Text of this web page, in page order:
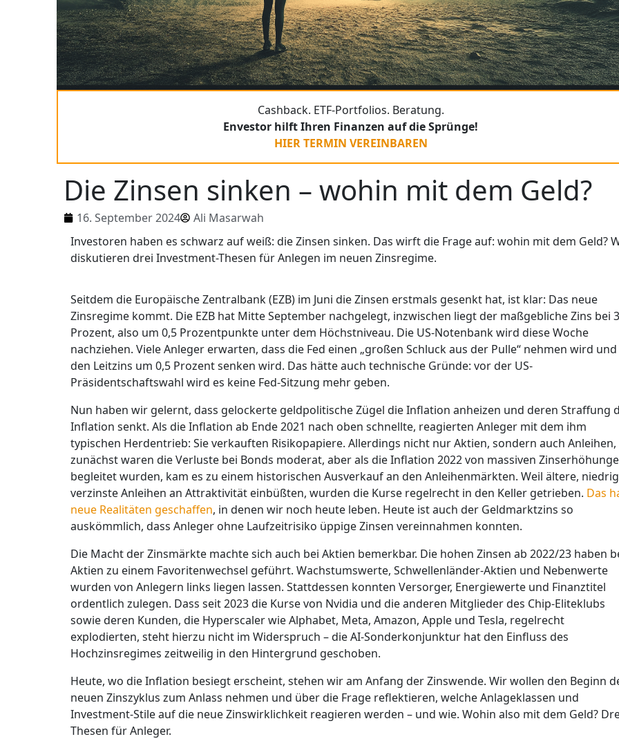
Cashback. ETF-Portfolios. Beratung.
Envestor hilft Ihren Finanzen auf die Sprünge!
HIER TERMIN VEREINBAREN
Die Zinsen sinken – wohin mit dem Geld?
16. September 2024
Ali Masarwah
Investoren haben es schwarz auf weiß: die Zinsen sinken. Das wirft die Frage auf: wohin mit dem Geld?
diskutieren drei Investment-Thesen für Anlegen im neuen Zinsregime.
Seitdem die Europäische Zentralbank (EZB) im Juni die Zinsen erstmals gesenkt hat, ist klar: Das neue
Zinsregime kommt. Die EZB hat Mitte September nachgelegt, inzwischen liegt der maßgebliche Zins bei
Prozent, also um 0,5 Prozentpunkte unter dem Höchstniveau. Die US-Notenbank wird diese Woche
nachziehen. Viele Anleger erwarten, dass die Fed einen „großen Schluck aus der Pulle“ nehmen wird und
den Leitzins um 0,5 Prozent senken wird. Das hätte auch technische Gründe: vor der US-
Präsidentschaftswahl wird es keine Fed-Sitzung mehr geben.
Nun haben wir gelernt, dass gelockerte geldpolitische Zügel die Inflation anheizen und deren Straffung
Inflation senkt. Als die Inflation ab Ende 2021 nach oben schnellte, reagierten Anleger mit dem ihm
typischen Herdentrieb: Sie verkauften Risikopapiere. Allerdings nicht nur Aktien, sondern auch Anleihen,
zunächst waren die Verluste bei Bonds moderat, aber als die Inflation 2022 von massiven
begleitet wurden, kam es zu einem historischen Ausverkauf an den Anleihenmärkten. Weil ältere, niedrig
verzinste Anleihen an Attraktivität einbüßten, wurden die Kurse regelrecht in den Keller getrieben. Das
neue Realitäten geschaffen, in denen wir noch heute leben. Heute ist auch der Geldmarktzins so
auskömmlich, dass Anleger ohne Laufzeitrisiko üppige Zinsen vereinnahmen konnten.
Die Macht der Zinsmärkte machte sich auch bei Aktien bemerkbar. Die hohen Zinsen ab 2022/23 haben
Aktien zu einem Favoritenwechsel geführt. Wachstumswerte, Schwellenländer-Aktien und Nebenwerte
wurden von Anlegern links liegen lassen. Stattdessen konnten Versorger, Energiewerte und Finanztitel
ordentlich zulegen. Dass seit 2023 die Kurse von Nvidia und die anderen Mitglieder des Chip-Eliteklubs
sowie deren Kunden, die Hyperscaler wie Alphabet, Meta, Amazon, Apple und Tesla, regelrecht
explodierten, steht hierzu nicht im Widerspruch – die AI-Sonderkonjunktur hat den Einfluss des
Hochzinsregimes zeitweilig in den Hintergrund geschoben.
Heute, wo die Inflation besiegt erscheint, stehen wir am Anfang der Zinswende. Wir wollen den Beginn
neuen Zinszyklus zum Anlass nehmen und über die Frage reflektieren, welche Anlageklassen und
Investment-Stile auf die neue Zinswirklichkeit reagieren werden – und wie. Wohin also mit dem Geld?
Thesen für Anleger.